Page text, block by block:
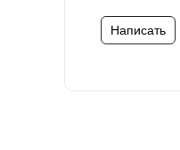
Написать